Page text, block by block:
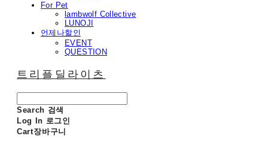
For Pet
lambwolf Collective
LUNOJI
언제나할인
EVENT
QUESTION
트리플딜라이츠
Search 검색
Log In 로그인
Cart장바구니